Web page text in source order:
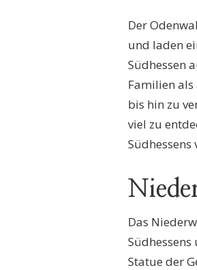
SEHENSWÜRDIGKEITEN
Der
und laden
Südhessen
Familien
bis hin zu
viel zu
Das
Statue der